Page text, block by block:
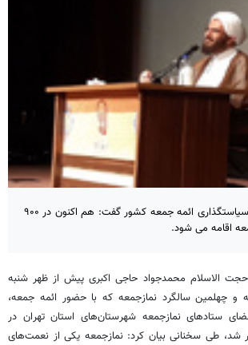
تهران- رئیس شورای سیاستگذاری ائمه جمعه کشور گفت: هم اکنون در ۹۰۰
اقامه می شود.
الاسلام محمدجواد حاجی اکبری پیش از ظهر شنبه
و چهلمین سالگرد نمازجمعه که با حضور ائمه جمعه،
ستادهای نمازجمعه شهرستان‌های استان تهران در
شد، طی سخنانی بیان کرد: نمازجمعه یکی از نعمت‌های